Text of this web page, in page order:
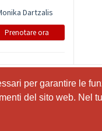
per garantire le
del sito web. Nel
per garantire le
del sito web. Nel
Dartzalis
Prenotare ora